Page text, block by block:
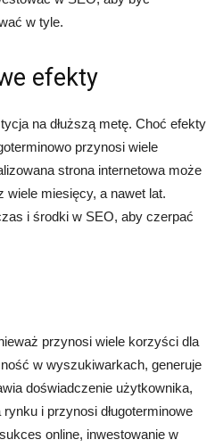
w tyle.
efekty
na dłuższą metę. Choć efekty
przynosi wiele
strona internetowa może
wiele miesięcy, a nawet lat.
i środki w SEO, aby czerpać
przynosi wiele korzyści dla
w wyszukiwarkach, generuje
doświadczenie użytkownika,
i przynosi długoterminowe
online, inwestowanie w